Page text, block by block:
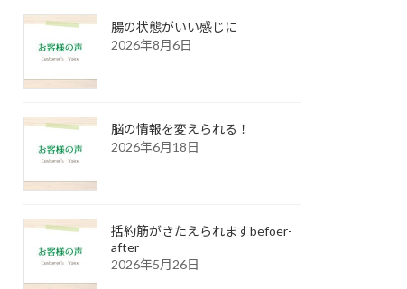
腸の状態がいい感じに
2026年8月6日
脳の情報を変えられる！
2026年6月18日
括約筋がきたえられますbefoer-
after
2026年5月26日